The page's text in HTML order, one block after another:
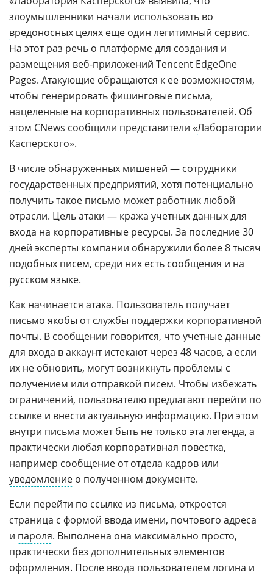
злоумышленники начали использовать во
вредоносных целях еще один легитимный сервис.
На этот раз речь о платформе для создания и
размещения веб-приложений Tencent EdgeOne
Pages. Атакующие обращаются к ее возможностям,
чтобы генерировать фишинговые письма,
нацеленные на корпоративных пользователей. Об
этом CNews сообщили представители «Лаборатории
Касперского».
В числе обнаруженных мишеней — сотрудники
государственных предприятий, хотя потенциально
получить такое письмо может работник любой
отрасли. Цель атаки — кража учетных данных для
входа на корпоративные ресурсы. За последние 30
дней эксперты компании обнаружили более 8 тысяч
подобных писем, среди них есть сообщения и на
русском языке.
Как начинается атака. Пользователь получает
письмо якобы от службы поддержки корпоративной
почты. В сообщении говорится, что учетные данные
для входа в аккаунт истекают через 48 часов, а если
их не обновить, могут возникнуть проблемы с
получением или отправкой писем. Чтобы избежать
ограничений, пользователю предлагают перейти по
ссылке и внести актуальную информацию. При этом
внутри письма может быть не только эта легенда, а
практически любая корпоративная повестка,
например сообщение от отдела кадров или
уведомление о полученном документе.
Если перейти по ссылке из письма, откроется
страница с формой ввода имени, почтового адреса
и пароля. Выполнена она максимально просто,
практически без дополнительных элементов
оформления. После ввода пользователем логина и